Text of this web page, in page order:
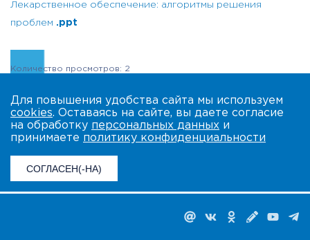
Лекарственное обеспечение: алгоритмы решения
проблем .ppt
Количество просмотров: 2
Для повышения удобства сайта мы используем
cookies. Оставаясь на сайте, вы даете согласие
на обработку персональных данных и
принимаете политику конфиденциальности
СОГЛАСЕН(-НА)